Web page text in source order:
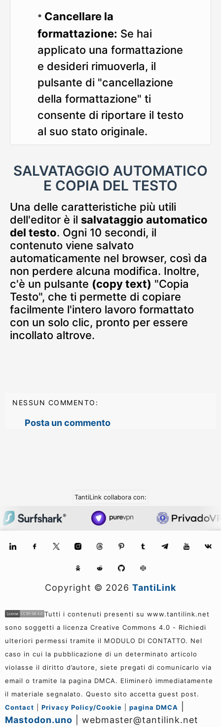
Cancellare la
formattazione: Se hai
applicato una formattazione
e desideri rimuoverla, il
pulsante di "cancellazione
della formattazione" ti
consente di riportare il testo
al suo stato originale.
SALVATAGGIO AUTOMATICO
E COPIA DEL TESTO
Una delle caratteristiche più utili
dell'editor è il salvataggio automatico
del testo. Ogni 10 secondi, il
contenuto viene salvato
automaticamente nel browser, così da
non perdere alcuna modifica. Inoltre,
c'è un pulsante (copy text) "Copia
Testo", che ti permette di copiare
facilmente l'intero lavoro formattato
con un solo clic, pronto per essere
incollato altrove.
NESSUN COMMENTO:
Posta un commento
TantiLink collabora con:
Copyright © 2026 TantiLink
Tutti i contenuti presenti su www.tantilink.net
sono soggetti a licenza Creative Commons 4.0 - Richiedi
ulteriori permessi tramite il MODULO DI CONTATTO. Nel
caso in cui la pubblicazione di un determinato articolo
violasse il diritto d’autore, siete pregati di comunicarlo via
email o tramite la pagina DMCA. Eliminerò immediatamente
il materiale segnalato. Questo sito accetta guest post.
Contact
Privacy Policy/Cookie pagina DMCA
Mastodon.uno | webmaster@tantilink.net